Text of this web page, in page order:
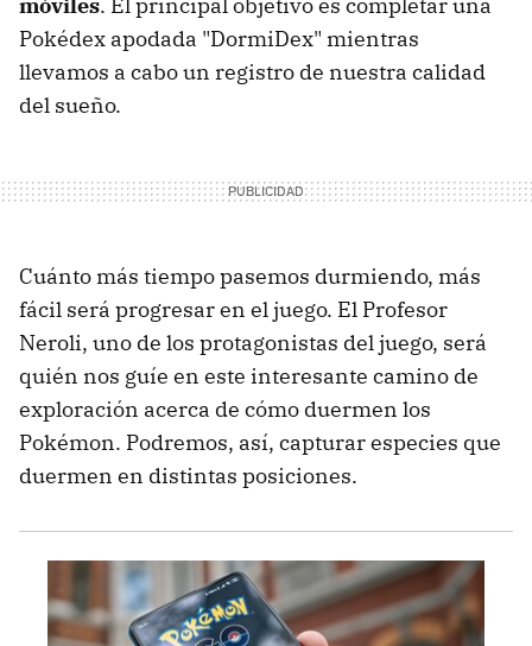
móviles. El principal objetivo es completar una
Pokédex apodada "DormiDex" mientras
llevamos a cabo un registro de nuestra calidad
del sueño.
Cuánto más tiempo pasemos durmiendo, más
fácil será progresar en el juego. El Profesor
Neroli, uno de los protagonistas del juego, será
quién nos guíe en este interesante camino de
exploración acerca de cómo duermen los
Pokémon. Podremos, así, capturar especies que
duermen en distintas posiciones.